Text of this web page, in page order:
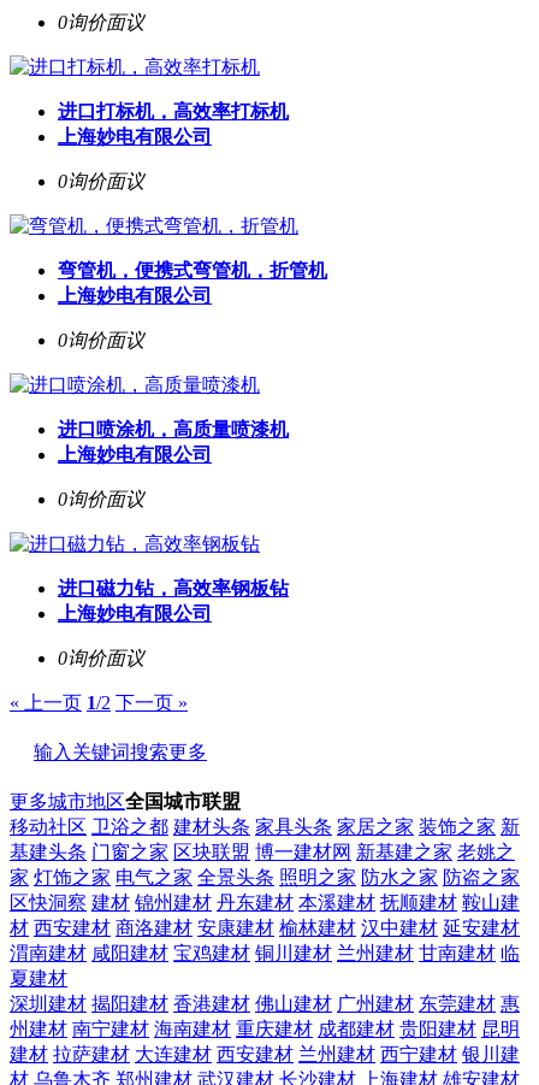
0询价面议
进口打标机，高效率打标机
上海妙电有限公司
0询价面议
弯管机，便携式弯管机，折管机
上海妙电有限公司
0询价面议
进口喷涂机，高质量喷漆机
上海妙电有限公司
0询价面议
进口磁力钻，高效率钢板钻
上海妙电有限公司
0询价面议
« 上一页 1/2 下一页 »
输入关键词搜索更多
更多城市地区全国城市联盟
移动社区 卫浴之都 建材头条 家具头条 家居之家 装饰之家 新
基建头条 门窗之家 区块联盟 博一建材网 新基建之家 老姚之
家 灯饰之家 电气之家 全景头条 照明之家 防水之家 防盗之家
区快洞察 建材 锦州建材 丹东建材 本溪建材 抚顺建材 鞍山建
材 西安建材 商洛建材 安康建材 榆林建材 汉中建材 延安建材
渭南建材 咸阳建材 宝鸡建材 铜川建材 兰州建材 甘南建材 临
夏建材
深圳建材 揭阳建材 香港建材 佛山建材 广州建材 东莞建材 惠
州建材 南宁建材 海南建材 重庆建材 成都建材 贵阳建材 昆明
建材 拉萨建材 大连建材 西安建材 兰州建材 西宁建材 银川建
材 乌鲁木齐 郑州建材 武汉建材 长沙建材 上海建材 雄安建材